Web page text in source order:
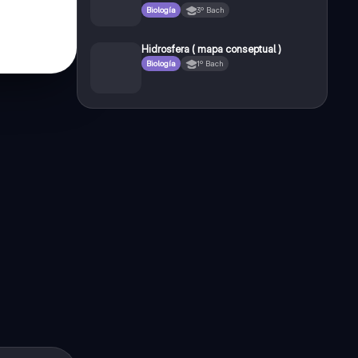
Biología 3º Bach
Hidrosfera ( mapa conseptual )
Biología 1º Bach